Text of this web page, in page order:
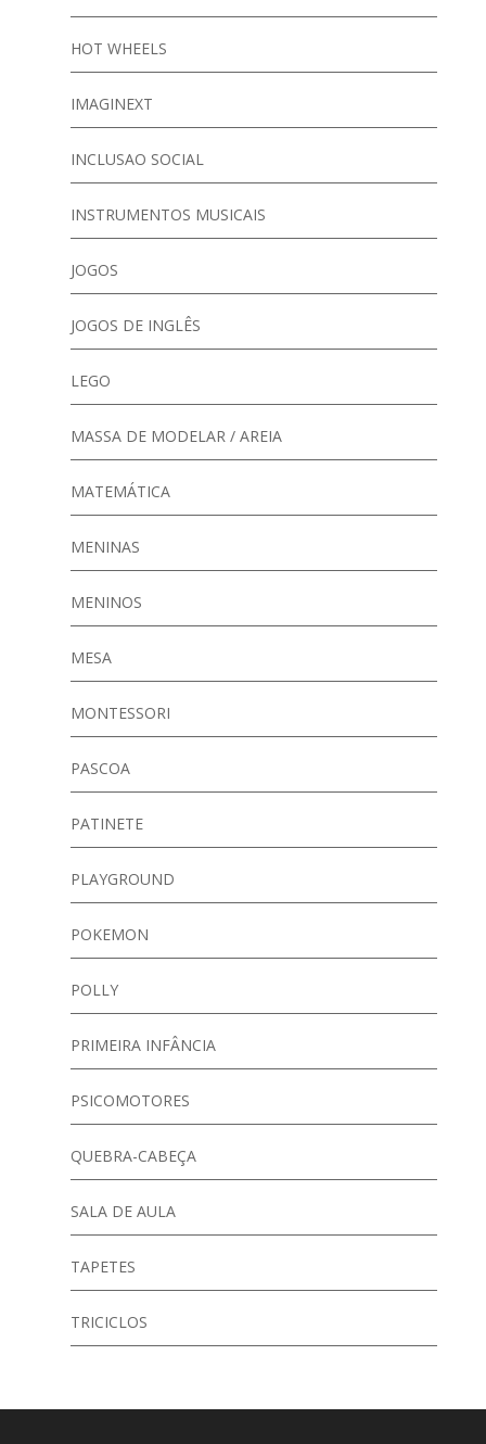
HOT WHEELS
IMAGINEXT
INCLUSAO SOCIAL
INSTRUMENTOS MUSICAIS
JOGOS
JOGOS DE INGLÊS
LEGO
MASSA DE MODELAR / AREIA
MATEMÁTICA
MENINAS
MENINOS
MESA
MONTESSORI
PASCOA
PATINETE
PLAYGROUND
POKEMON
POLLY
PRIMEIRA INFÂNCIA
PSICOMOTORES
QUEBRA-CABEÇA
SALA DE AULA
TAPETES
TRICICLOS